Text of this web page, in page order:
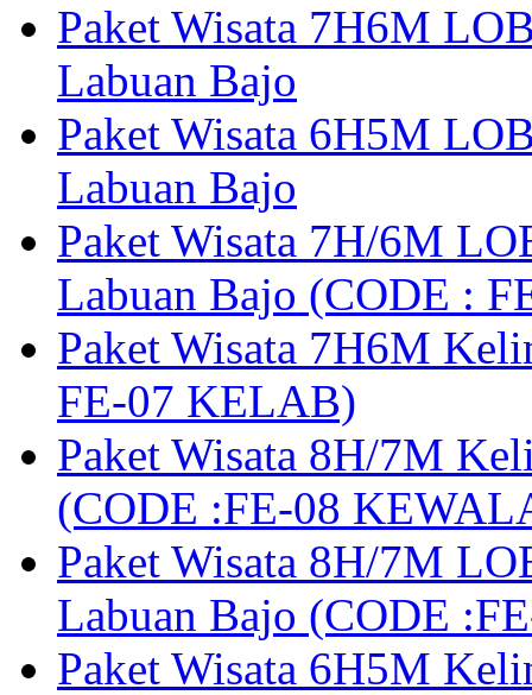
Paket Wisata 7H6M
Labuan Bajo
Paket Wisata 6H5M
Labuan Bajo
Paket Wisata 7H/6M
Labuan Bajo (CODE :
Paket Wisata 7H6M
FE-07 KELAB)
Paket Wisata 8H/7M
(CODE :FE-08
Paket Wisata 8H/7M
Labuan Bajo (CODE
Paket Wisata 6H5M